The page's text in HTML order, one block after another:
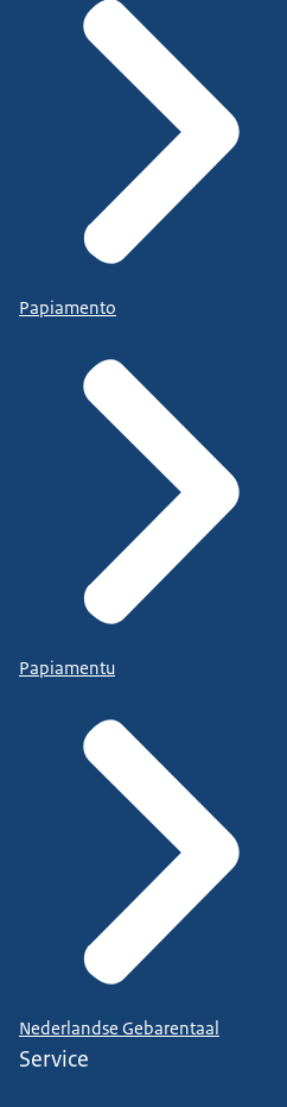
Papiamento
Papiamentu
Nederlandse Gebarentaal
Service